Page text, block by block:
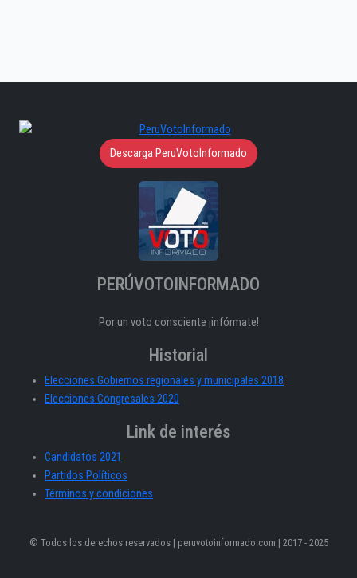
Descarga PeruVotoInformado
PERÚVOTOINFORMADO
Por un voto consciente ¡infórmate!
Historial
Elecciones Gobiernos regionales y municipales 2018
Elecciones Congresales 2020
Link de interés
Candidatos 2021
Partidos Políticos
Términos y condiciones
© Todos los derechos reservados | peruvotoinformado.com | 2017 - 2025